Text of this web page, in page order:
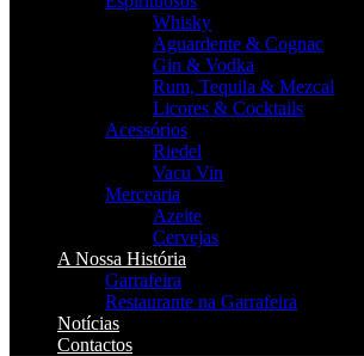
Whisky
Aguardente & Cognac
Gin & Vodka
Rum, Tequila & Mezcal
Licores & Cocktails
Acessórios
Riedel
Vacu Vin
Mercearia
Azeite
Cervejas
A Nossa História
Garrafeira
Restaurante na Garrafeira
Notícias
Contactos